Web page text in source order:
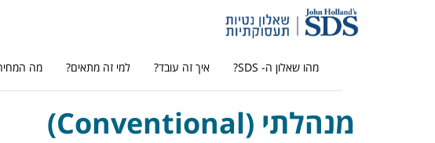
מהו שאלון ה- SDS? איך זה עובד? למי זה מתאים? מה
מנהלתי (Conventional)